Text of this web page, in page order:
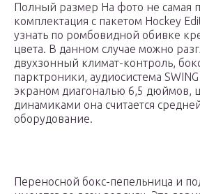
Полный размер На фото не самая
комплектация с пакетом Hockey
узнать по ромбовидной обивке
цвета. В данном случае можно
двухзонный климат-контроль,
парктроники, аудиосистема
экраном диагональю 6,5 дюймов,
динамиками она считается
оборудование.
Переносной бокс-пепельница и